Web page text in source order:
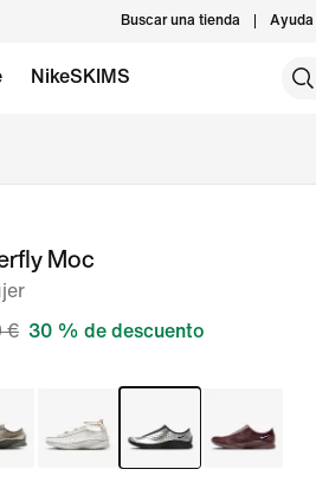
Buscar una tienda Ayuda
NikeSKIMS
Moc
€ 30 % de descuento